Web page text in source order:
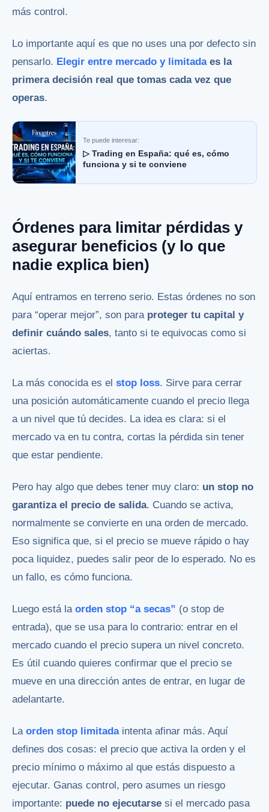
más control.
Lo importante aquí es que no uses una por defecto sin
pensarlo. Elegir entre mercado y limitadaes la
primera decisión real que tomas cada vez que
operas.
Te puede interesar:
▷ Trading en España: qué es, cómo
funciona y si te conviene
Órdenes para limitar pérdidas y
asegurar beneficios (y lo que
nadie explica bien)
Aquí entramos en terreno serio. Estas órdenes no son
para “operar mejor”, son para proteger tu capital y
definir cuándo sales, tanto si te equivocas como si
aciertas.
La más conocida es el stop loss. Sirve para cerrar
una posición automáticamente cuando el precio llega
a un nivel que tú decides. La idea es clara: si el
mercado va en tu contra, cortas la pérdida sin tener
que estar pendiente.
Pero hay algo que debes tener muy claro: un stop no
garantiza el precio de salida. Cuando se activa,
normalmente se convierte en una orden de mercado.
Eso significa que, si el precio se mueve rápido o hay
poca liquidez, puedes salir peor de lo esperado. No es
un fallo, es cómo funciona.
Luego está la orden stop “a secas” (o stop de
entrada), que se usa para lo contrario: entrar en el
mercado cuando el precio supera un nivel concreto.
Es útil cuando quieres confirmar que el precio se
mueve en una dirección antes de entrar, en lugar de
adelantarte.
La orden stop limitadaintenta afinar más. Aquí
defines dos cosas: el precio que activa la orden y el
precio mínimo o máximo al que estás dispuesto a
ejecutar. Ganas control, pero asumes un riesgo
importante: puede no ejecutarse si el mercado pasa